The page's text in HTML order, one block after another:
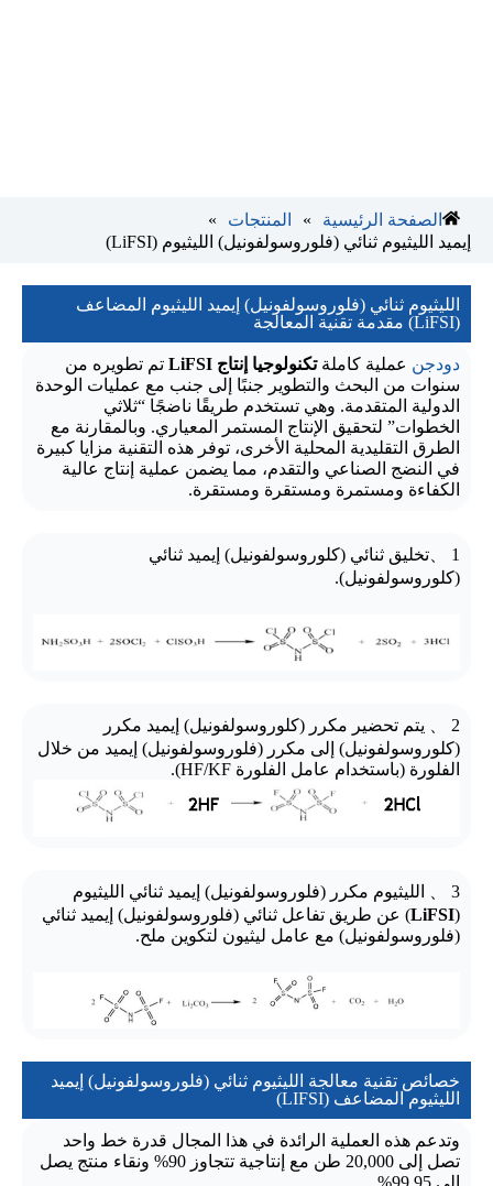
الصفحة الرئيسية » المنتجات
»
إيميد الليثيوم ثنائي (فلوروسولفونيل) الليثيوم (LiFSI)
الليثيوم ثنائي (فلوروسولفونيل) إيميد الليثيوم المضاعف
(LiFSI) مقدمة تقنية المعالجة
دودجن عملية كاملةتكنولوجيا إنتاج LiFSI
تم تطويره من
سنوات من البحث والتطوير جنبًا إلى جنب مع عمليات الوحدة
الدولية المتقدمة. وهي تستخدم طريقًا ناضجًا “ثلاثي
الخطوات” لتحقيق الإنتاج المستمر المعياري. وبالمقارنة مع
الطرق التقليدية المحلية الأخرى، توفر هذه التقنية مزايا كبيرة
في النضج الصناعي والتقدم، مما يضمن عملية إنتاج عالية
الكفاءة ومستمرة ومستقرة ومستقرة.
1 、تخليق ثنائي (كلوروسولفونيل) إيميد ثنائي
(كلوروسولفونيل).
2 、 يتم تحضير مكرر (كلوروسولفونيل) إيميد مكرر
(كلوروسولفونيل) إلى مكرر (فلوروسولفونيل) إيميد من خلال
الفلورة (باستخدام عامل الفلورة HF/KF).
3 、 الليثيوم مكرر (فلوروسولفونيل) إيميد ثنائي الليثيوم
(
LiFSI) عن طريق تفاعل ثنائي (فلوروسولفونيل) إيميد ثنائي
(فلوروسولفونيل) مع عامل ليثيون لتكوين ملح.
خصائص تقنية معالجة الليثيوم ثنائي (فلوروسولفونيل) إيميد
الليثيوم المضاعف (LIFSI)
وتدعم هذه العملية الرائدة في هذا المجال قدرة خط واحد
تصل إلى 20,000 طن مع إنتاجية تتجاوز 90% ونقاء منتج يصل
إلى 99.95%.